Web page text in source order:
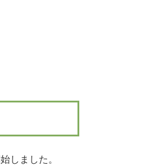
しました。